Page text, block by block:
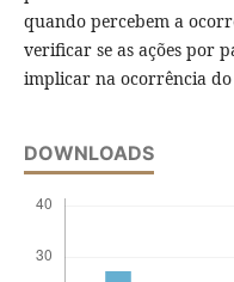
quando percebem a
verificar se as ações por
implicar na ocorrência
DOWNLOADS